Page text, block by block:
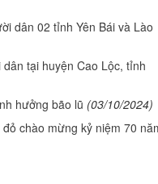
dân 02 tỉnh Yên Bái và Lào
tại huyện Cao Lộc, tỉnh
hưởng bão lũ (03/10/2024)
chào mừng kỷ niệm 70